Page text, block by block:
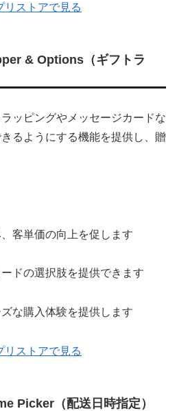
リストアで見る
& Options（ギフトラ
ッピングやメッセージカードな
るようにする機能を提供し、贈
客単価の向上を促します
ドの選択肢を提供できます
な購入体験を提供します
リストアで見る
Picker（配送日時指定）